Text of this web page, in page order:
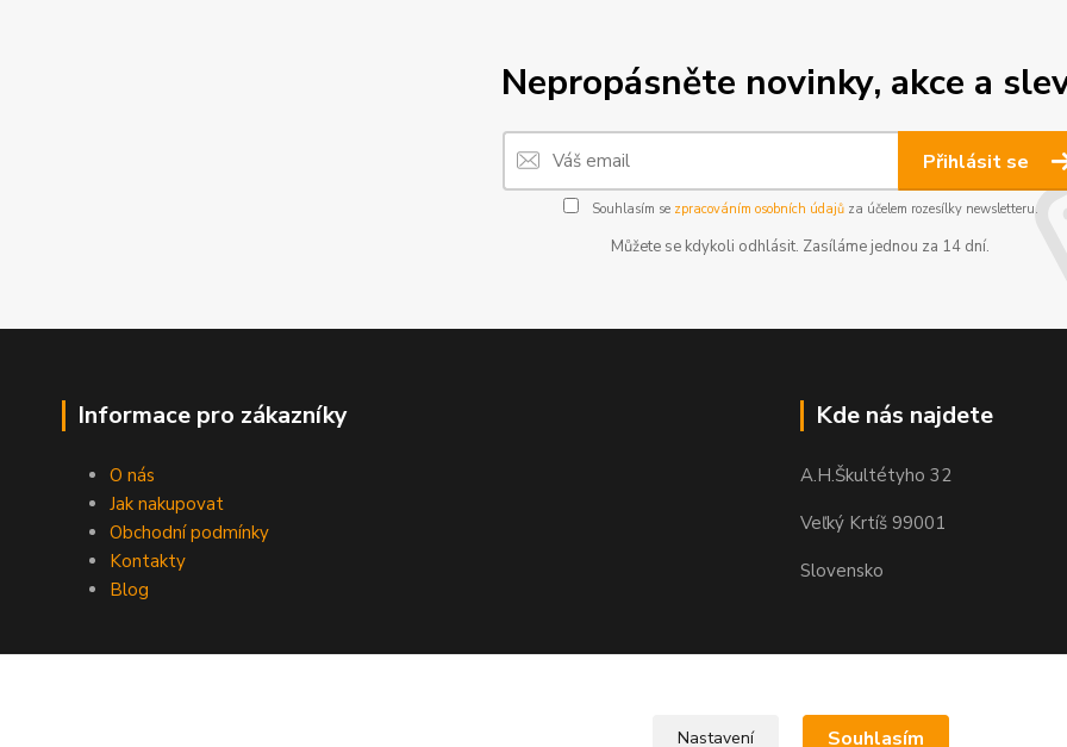
Nepropásněte novinky, akce a
Přihlásit se
Souhlasím se zpracováním osobních údajůza účelem rozesílky newsletteru.
Můžete se kdykoli odhlásit. Zasíláme jednou za 14 dní.
Informace pro zákazníky
O nás
Jak nakupovat
Obchodní podmínky
Kontakty
Blog
Kde nás najdete
A.H.Škultétyho 32
Veľký Krtíš 99001
Slovensko
Nastavení Souhlasím